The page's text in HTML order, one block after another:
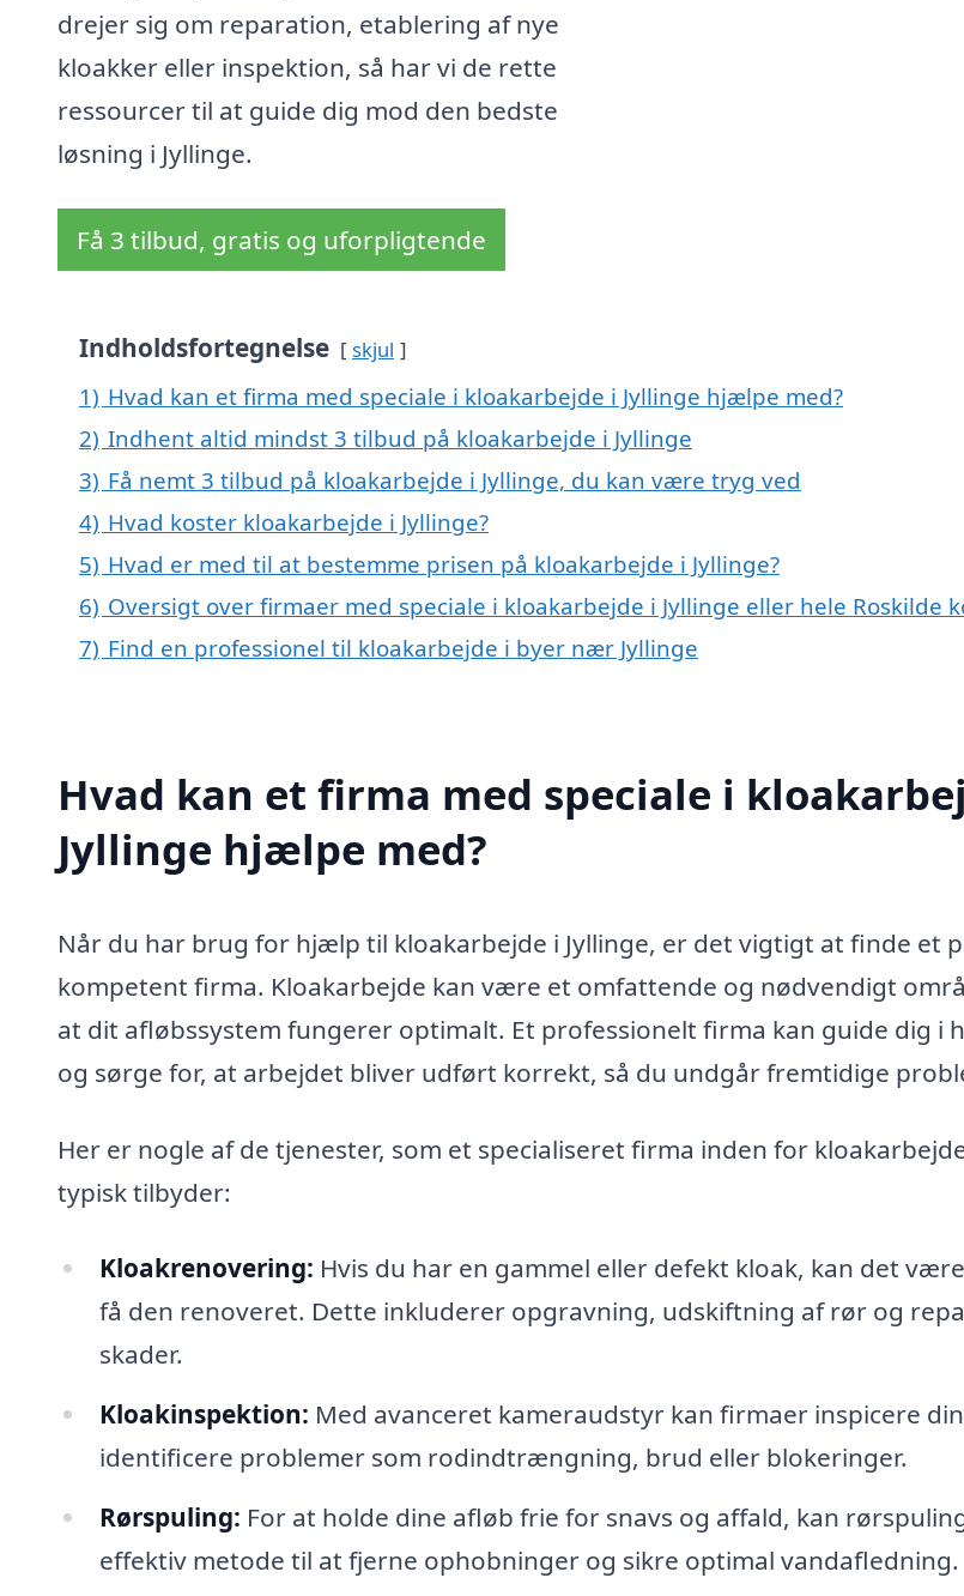
drejer sig om reparation, etablering af nye
kloakker eller inspektion, så har vi de rette
ressourcer til at guide dig mod den bedste
løsning i Jyllinge.
Få 3 tilbud, gratis og uforpligtende
Indholdsfortegnelse skjul
1) Hvad kan et firma med speciale i kloakarbejde i Jyllinge hjælpe med?
2) Indhent altid mindst 3 tilbud på kloakarbejde i Jyllinge
3) Få nemt 3 tilbud på kloakarbejde i Jyllinge, du kan være tryg ved
4) Hvad koster kloakarbejde i Jyllinge?
5) Hvad er med til at bestemme prisen på kloakarbejde i Jyllinge?
6) Oversigt over firmaer med speciale i kloakarbejde i Jyllinge eller hele Roskilde
7) Find en professionel til kloakarbejde i byer nær Jyllinge
Hvad kan et firma med speciale i
Jyllinge hjælpe med?
Når du har brug for hjælp til kloakarbejde i Jyllinge, er det vigtigt at finde et
kompetent firma. Kloakarbejde kan være et omfattende og nødvendigt
at dit afløbssystem fungerer optimalt. Et professionelt firma kan guide dig i
og sørge for, at arbejdet bliver udført korrekt, så du undgår fremtidige
Her er nogle af de tjenester, som et specialiseret firma inden for
typisk tilbyder:
Kloakrenovering: Hvis du har en gammel eller defekt kloak, kan det
få den renoveret. Dette inkluderer opgravning, udskiftning af rør og
skader.
Kloakinspektion: Med avanceret kameraudstyr kan firmaer inspicere
identificere problemer som rodindtrængning, brud eller blokeringer.
Rørspuling: For at holde dine afløb frie for snavs og affald, kan
effektiv metode til at fjerne ophobninger og sikre optimal vandafledning.